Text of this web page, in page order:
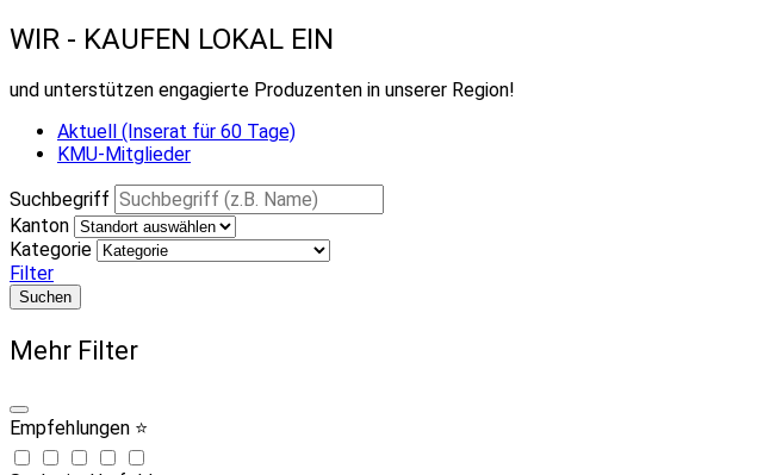
WIR - KAUFEN LOKAL EIN
und unterstützen engagierte Produzenten in unserer Region!
Aktuell (Inserat für 60 Tage)
KMU-Mitglieder
Suchbegriff
Kanton
Kategorie
Filter
Suchen
Mehr Filter
Empfehlungen ⭐